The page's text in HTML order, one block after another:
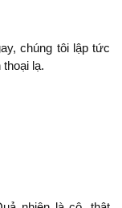
chúng tôi lập tức
thoại lạ.